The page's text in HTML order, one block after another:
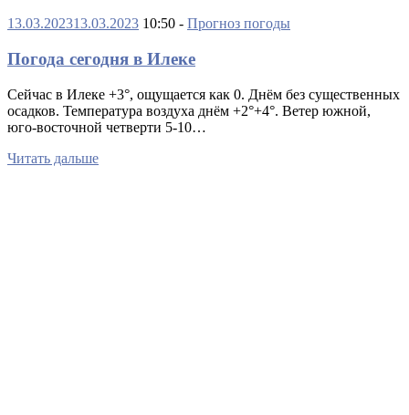
13.03.202313.03.2023 10:50 - Прогноз погоды
Погода сегодня в Илеке
Сейчас в Илеке +3°, ощущается как 0. Днëм без существенных
осадков. Температура воздуха днём +2°+4°. Ветер южной,
юго-восточной четверти 5-10…
Читать дальше